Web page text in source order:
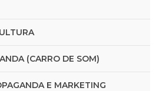
(CARRO DE SOM)
E MARKETING